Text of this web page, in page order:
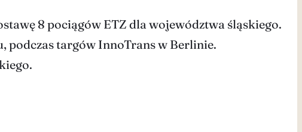
8 pociągów ETZ dla województwa śląskiego.
podczas targów InnoTrans w Berlinie.